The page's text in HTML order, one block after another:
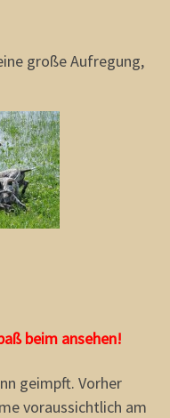
große Aufregung,
beim ansehen!
geimpft. Vorher
voraussichtlich am